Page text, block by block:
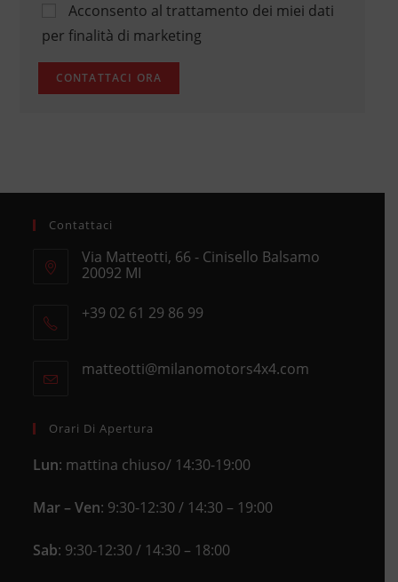
Acconsento al trattamento dei miei dati
per finalità di marketing
Contattaci
Via Matteotti, 66 - Cinisello Balsamo
20092 MI
in
+39 02 61 29 86 99
your
matteotti@milanomotors4x4.comOpens
Orari Di Apertura
Lun: mattina chiuso/ 14:30-19:00
Mar – Ven: 9:30-12:30 / 14:30 – 19:00
Sab: 9:30-12:30 / 14:30 – 18:00